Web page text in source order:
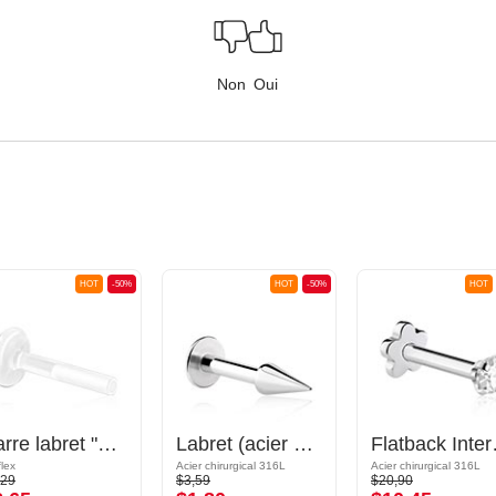
Non Oui
-50%
HOT
Barre labret "Push-fit" sans filetage (bioflex, différentes couleurs)
-50%
HOT
Labret (acier chirurgical, argent, finition brillante) avec cône
Acier chirurgical 316L
$3,59
HOT
Flatback
Acier chirurgical 316L
$20,90